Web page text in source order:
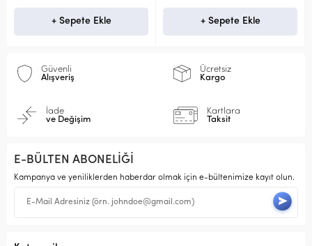
+ Sepete Ekle + Sepete Ekle
Güvenli
Alışveriş
Ücretsiz
Kargo
İade
ve Değişim
Kartlara
Taksit
E-BÜLTEN ABONELİĞİ
Kampanya ve yeniliklerden haberdar olmak için e-bültenimize kayıt olun.